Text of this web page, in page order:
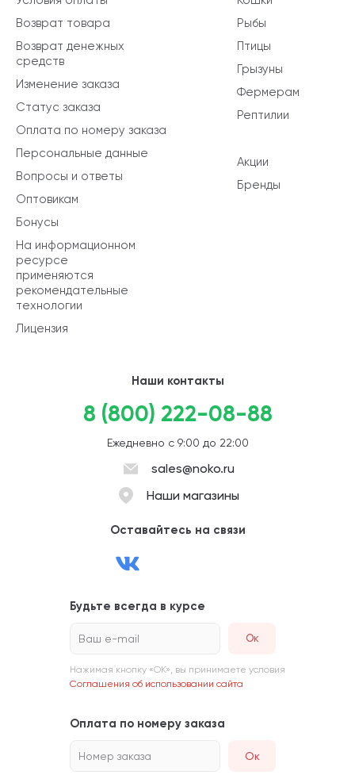
Рыбы
Птицы
Грызуны
Фермерам
Рептилии
Акции
Бренды
Возврат товара
Возврат денежных
средств
Изменение заказа
Статус заказа
Оплата по номеру заказа
Персональные данные
Вопросы и ответы
Оптовикам
Бонусы
На информационном
ресурсе
применяются
рекомендательные
технологии
Лицензия
Наши контакты
8 (800) 222-08-88
Ежедневно с 9:00 до 22:00
sales@noko.ru
Наши магазины
Оставайтесь на связи
Будьте всегда в курсе
Ваш e-mail
Нажимая кнопку «ОК», вы принимаете условия
Соглашения об использовании сайта
Оплата по номеру заказа
Номер заказа Ок